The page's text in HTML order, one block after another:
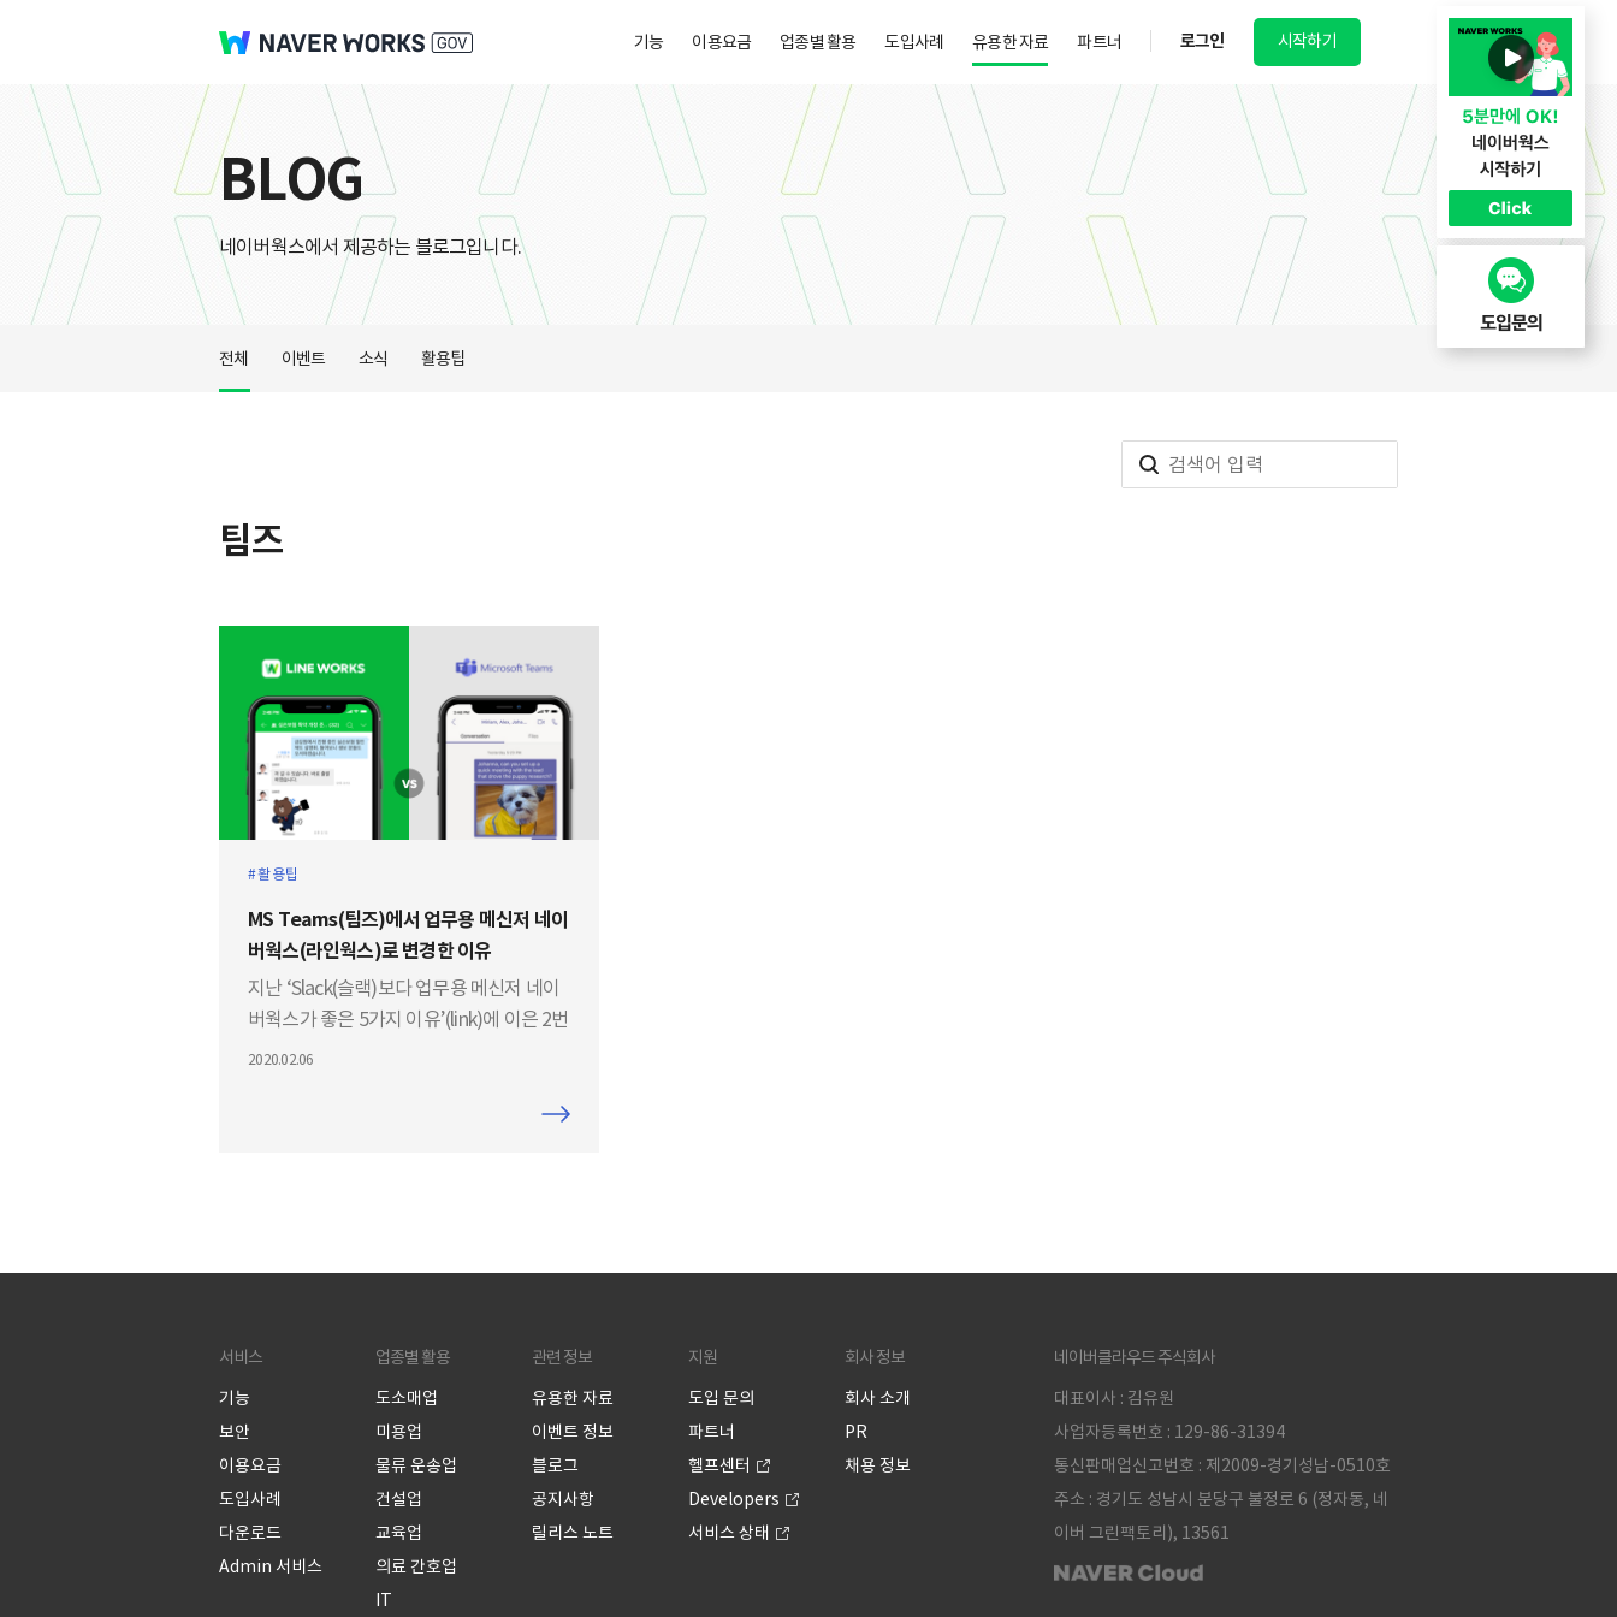
기능 이용요금 업종별 활용 도입사례 유용한 자료 파트너 로그인 시작하기
BLOG
네이버웍스에서 제공하는 블로그입니다.
전체 이벤트 소식 활용팁
팀즈
활용팁
MS Teams(팀즈)에서 업무용 메신저 네이
버웍스(라인웍스)로 변경한 이유
지난 ‘Slack(슬랙)보다 업무용 메신저 네이
버웍스가 좋은 5가지 이유’(link)에 이은 2번
째 비교 콘텐츠! 이번에는 MS Teams(팀
제 고객 사례를 통해 MS Teams(팀즈) 대비
이 사용을 어려워해 앱 설치율, 사용률이 매
을 찾아 네이버웍스로 이전하게 되었는데
요, 그 결과 많은 직원들이 네이버웍스를 업
무에 활용하게 되었고, 사내 시스템 만족도
조사에서 네이버웍스가 1위로 꼽히며,
2020.02.06
서비스
기능
보안
이용요금
도입사례
다운로드
Admin 서비스
업종별 활용
도소매업
미용업
물류 운송업
건설업
교육업
의료 간호업
IT
관련 정보
유용한 자료
이벤트 정보
블로그
공지사항
릴리스 노트
지원
도입 문의
파트너
헬프센터
Developers
서비스 상태
회사 정보
회사 소개
PR
채용 정보
네이버클라우드 주식회사
대표이사 : 김유원
사업자등록번호 : 129-86-31394
통신판매업신고번호 : 제2009-경기성남-0510호
주소 : 경기도 성남시 분당구 불정로 6 (정자동, 네
이버 그린팩토리), 13561